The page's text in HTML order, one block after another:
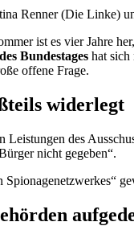
Renner (Die Linke)
ist es vier Jahre
Bundestages hat sich
offene Frage.
widerlegt
Leistungen des
nicht gegeben“.